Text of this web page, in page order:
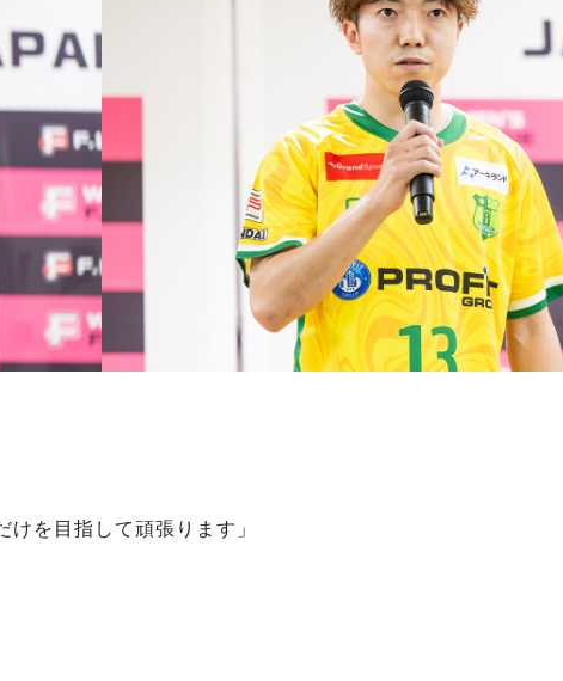
を目指して頑張ります」